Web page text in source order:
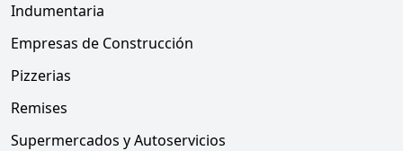
Indumentaria
Empresas de Construcción
Pizzerias
Remises
Supermercados y Autoservicios